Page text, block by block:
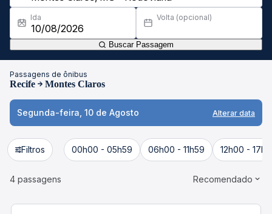
Ida Volta (opcional)
Buscar Passagem
Passagens de ônibus
Recife Montes Claros
Segunda-feira, 10 de Agosto Alterar data
Filtros 00h00 - 05h59 06h00 - 11h59 12h00 -
4 passagens Recomendado